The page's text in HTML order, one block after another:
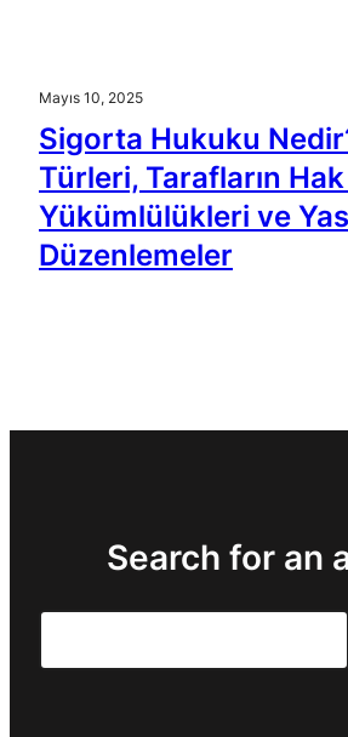
Mayıs 10, 2025
Sigorta Hukuku
Türleri, Tarafların
Yükümlülükleri ve
Düzenlemeler
Search for an